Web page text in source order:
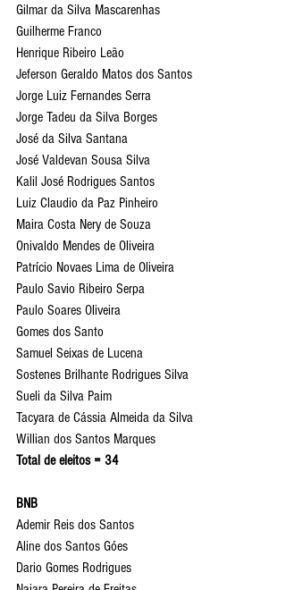
Gilmar da Silva Mascarenhas
Guilherme Franco
Henrique Ribeiro Leão
Jeferson Geraldo Matos dos Santos
Jorge Luiz Fernandes Serra
Jorge Tadeu da Silva Borges
José da Silva Santana
José Valdevan Sousa Silva
Kalil José Rodrigues Santos
Luiz Claudio da Paz Pinheiro
Maira Costa Nery de Souza
Onivaldo Mendes de Oliveira
Patrício Novaes Lima de Oliveira
Paulo Savio Ribeiro Serpa
Paulo Soares Oliveira
Gomes dos Santo
Samuel Seixas de Lucena
Sostenes Brilhante Rodrigues Silva
Sueli da Silva Paim
Tacyara de Cássia Almeida da Silva
Willian dos Santos Marques
Total de eleitos = 34
BNB
Ademir Reis dos Santos
Aline dos Santos Góes
Dario Gomes Rodrigues